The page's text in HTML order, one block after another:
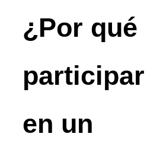
¿Por qué
participar
en un